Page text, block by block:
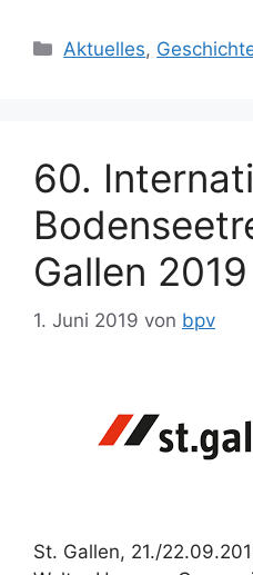
Kategorien
Aktuelles,
60.
Gallen 2019
1. Juni 2019 von bpv
St. Gallen, 21./